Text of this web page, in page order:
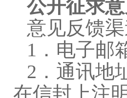
公开征求
意见反馈渠
1．电子邮
2．通讯地
在信封上注